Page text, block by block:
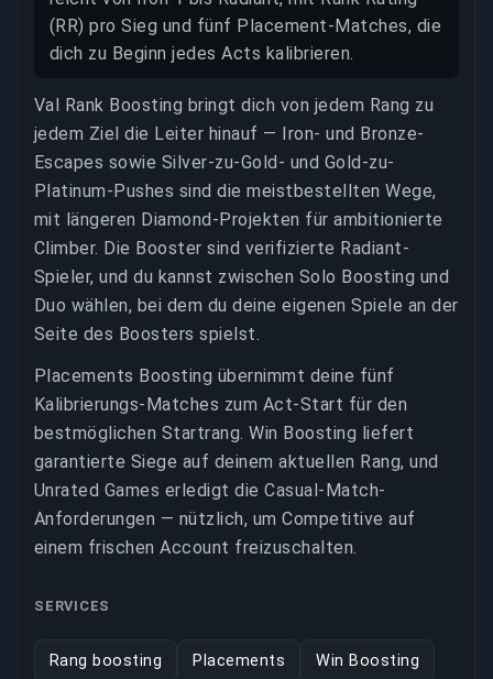
(RR) pro Sieg und fünf Placement-Matches, die
dich zu Beginn jedes Acts kalibrieren.
Val Rank Boosting bringt dich von jedem Rang zu
jedem Ziel die Leiter hinauf — Iron- und Bronze-
Escapes sowie Silver-zu-Gold- und Gold-zu-
Platinum-Pushes sind die meistbestellten Wege,
mit längeren Diamond-Projekten für ambitionierte
Climber. Die Booster sind verifizierte Radiant-
Spieler, und du kannst zwischen Solo Boosting und
Duo wählen, bei dem du deine eigenen Spiele an der
Seite des Boosters spielst.
Placements Boosting übernimmt deine fünf
Kalibrierungs-Matches zum Act-Start für den
bestmöglichen Startrang. Win Boosting liefert
garantierte Siege auf deinem aktuellen Rang, und
Unrated Games erledigt die Casual-Match-
Anforderungen — nützlich, um Competitive auf
einem frischen Account freizuschalten.
SERVICES
Rang boosting Placements Win Boosting